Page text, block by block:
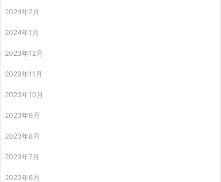
2024年2月
2024年1月
2023年12月
2023年11月
2023年10月
2023年9月
2023年8月
2023年7月
2023年6月